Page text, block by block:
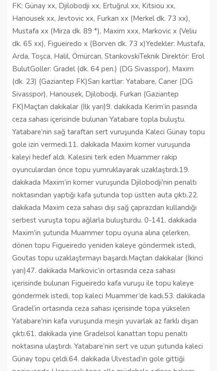
FK: Günay xx, Djilobodji xx, Ertuğrul xx, Kitsiou xx,
Hanousek xx, Jevtovic xx, Furkan xx (Merkel dk. 73 xx),
Mustafa xx (Mirza dk. 89 *), Maxim xxx, Markovic x (Veliu
dk. 65 xx), Figueiredo x (Borven dk. 73 x)Yedekler: Mustafa,
Arda, Toşca, Halil, Ömürcan, StankovskiTeknik Direktör: Erol
BulutGoller: Gradel (dk. 64 pen.) (DG Sivasspor), Maxim
(dk. 23) (Gaziantep FK)Sarı kartlar: Yatabare, Caner (DG
Sivasspor), Hanousek, Djilobodji, Furkan (Gaziantep
FK)Maçtan dakikalar (İlk yarı)9. dakikada Kerim’in pasında
ceza sahası içerisinde bulunan Yatabare topla buluştu.
Yatabare’nin sağ taraftan sert vuruşunda Kaleci Günay topu
gole izin vermedi.11. dakikada Maxim korner vuruşunda
kaleyi hedef aldı. Kalesini terk eden Muammer rakip
oyunculardan önce topu yumruklayarak uzaklaştırdı.19.
dakikada Maxim’in korner vuruşunda Djilobodji'nin penaltı
noktasından yaptığı kafa şutunda top üstten auta çıktı.22.
dakikada Maxim ceza sahası dışı sağ çaprazdan kullandığı
serbest vuruşta topu ağlarla buluşturdu. 0-141. dakikada
Maxim'in şutunda Muammer topu oyuna alına çelerken,
dönen topu Figueiredo yeniden kaleye göndermek istedi,
Goutas topu uzaklaştırmayı başardı.Maçtan dakikalar (İkinci
yarı)47. dakikada Markovic’in ortasında ceza sahası
içerisinde bulunan Figueiredo kafa vuruşu ile topu kaleye
göndermek istedi, top kaleci Muammer’de kadı.53. dakikada
Gradel’in ortasında ceza sahası içerisinde topa yükselen
Yatabare'nin kafa vuruşunda meşin yuvarlak az farklı dışarı
çıktı.61. dakikada yine Gradelsol kanattan topu penaltı
noktasına ulaştırdı. Yatabare’nin sert ve uzun şutunda kaleci
Günay topu çeldi.64. dakikada Ulvestad’ın gole gittiği